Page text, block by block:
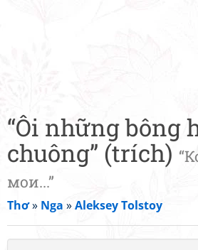
“Ôi những bông
chuông” (trích)
мои...”
Thơ» Nga »Aleksey Tolstoy